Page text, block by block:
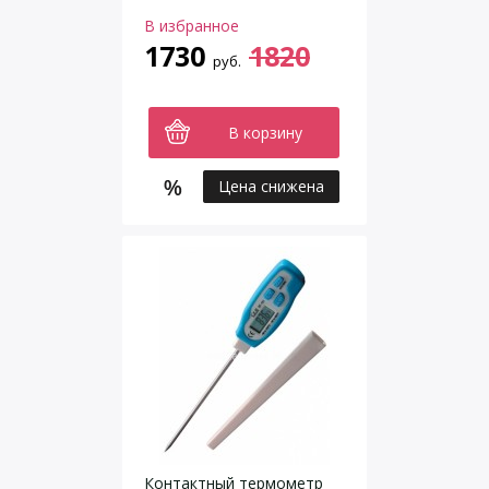
В избранное
1730 руб. 1820
В корзину
Цена снижена
Контактный термометр